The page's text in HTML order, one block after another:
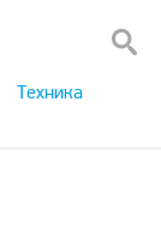
Техника